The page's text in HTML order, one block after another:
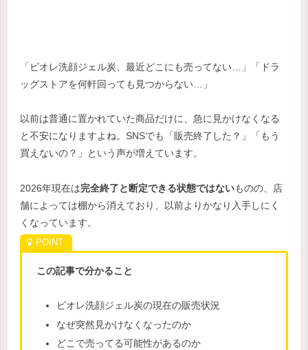
「ビオレ洗顔ジェル炭、最近どこにも売ってない…」「ドラ
ッグストアを何軒回っても見つからない…」
以前は普通に置かれていた商品だけに、急に見かけなくなる
と不安になりますよね。SNSでも「販売終了した？」「もう
買えないの？」という声が増えています。
2026年現在は完全終了と断定できる状態ではないものの、店
舗によっては棚から消えており、以前よりかなり入手しにく
くなっています。
この記事で分かること
ビオレ洗顔ジェル炭の現在の販売状況
なぜ突然見かけなくなったのか
どこで売ってる可能性があるのか